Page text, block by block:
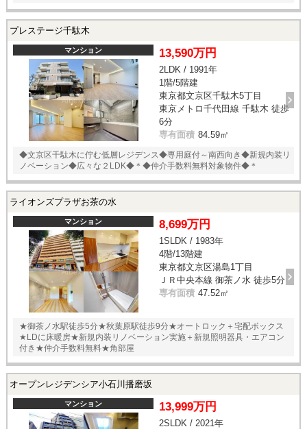
プレステージ千駄木
マンション 13,590万円
2LDK / 1991年
1階/5階建
東京都文京区千駄木5丁目
東京メトロ千代田線 千駄木 徒歩
6分
専有面積 84.59㎡
◆文京区千駄木に佇む低層レジデンス◆専用庭付～南西向き◆新規内装リ
ノベーション◆広々な２LDK◆＊◆仲介手数料無料対象物件◆＊
ライオンズプラザお茶の水
マンション 8,699万円
1SLDK / 1983年
4階/13階建
東京都文京区湯島1丁目
ＪＲ中央本線 御茶ノ水 徒歩5分
専有面積 47.52㎡
★御茶ノ水駅徒歩5分★秋葉原駅徒歩9分★オートロック＋宅配ボックス
★LDに床暖房★新規内装リノベーション実施＋新規照明器具・エアコン
付き★仲介手数料無料★角部屋
オープンレジデンシア小石川播磨坂
マンション 13,999万円
2SLDK / 2021年